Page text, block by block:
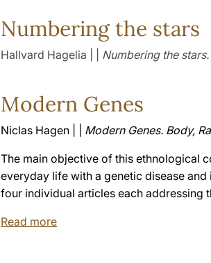
Numbering the stars
Hallvard Hagelia | | Numbering the
Modern Genes
Niclas Hagen | | Modern Genes. Body,
The main objective of this ethnological
everyday life with a genetic disease
four individual articles each addressing
Read more